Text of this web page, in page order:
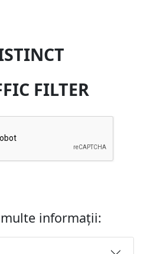
FILTER
informații: